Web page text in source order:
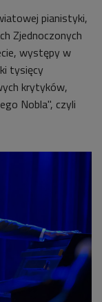
pianistyki,
Zjednoczonych
występy w
tysięcy
krytyków,
Nobla", czyli